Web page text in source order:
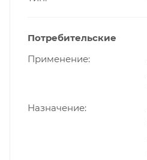
Потребительские
Применение
Назначение